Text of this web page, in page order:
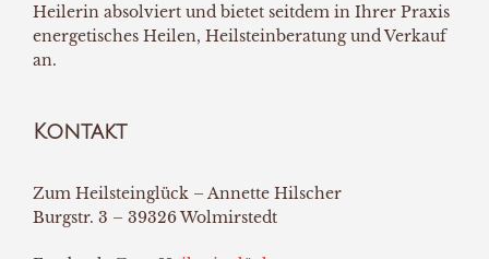
Heilerin absolviert und bietet seitdem in Ihrer Praxis
energetisches Heilen, Heilsteinberatung und Verkauf
an.
Kontakt
Zum Heilsteinglück – Annette Hilscher
Burgstr. 3 – 39326 Wolmirstedt